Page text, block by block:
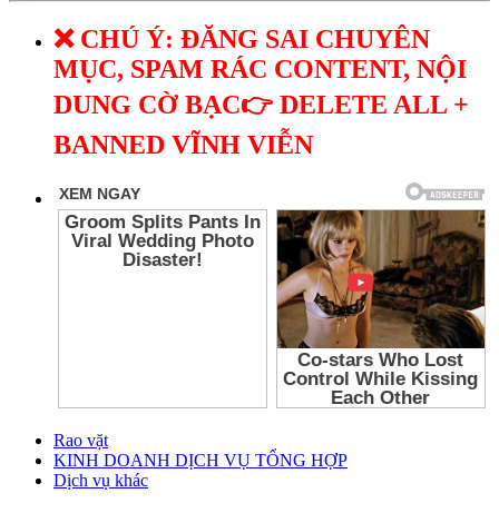
❌ CHÚ Ý: ĐĂNG SAI CHUYÊN
MỤC, SPAM RÁC CONTENT, NỘI
DUNG CỜ BẠC👉 DELETE ALL +
BANNED VĨNH VIỄN
Rao vặt
KINH DOANH DỊCH VỤ TỔNG HỢP
Dịch vụ khác